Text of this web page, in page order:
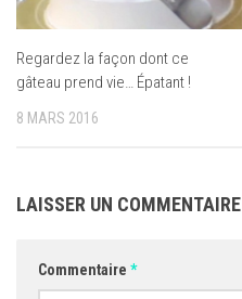
Regardez la façon dont ce
gâteau prend vie… Épatant !
8 MARS 2016
LAISSER UN COMMENTAIRE
Commentaire *